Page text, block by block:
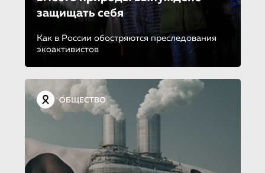
защищать себя
Как в России обостряются преследования
экоактивистов
ОБЩЕСТВО